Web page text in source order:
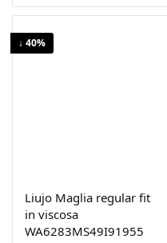
↓ 40%
Liujo Maglia regular fit
in viscosa
WA6283MS49I91955